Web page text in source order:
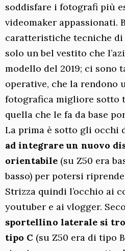
soddisfare i fotografi più
videomaker appassionati.
caratteristiche tecniche di
solo un bel vestito che
modello del 2019; ci sono
operative, che la rendono
fotografica migliore sotto
quella che le fa da base
La prima è sotto gli occhi
ad integrare un nuovo
orientabile (su Z50 era
basso) per potersi
Strizza quindi l’occhio ai
youtuber e ai vlogger.
sportellino laterale si
tipo C (su Z50 era di tipo